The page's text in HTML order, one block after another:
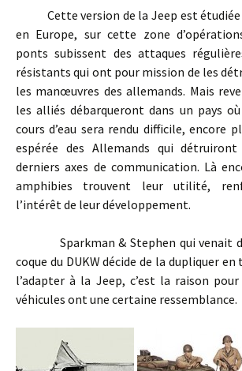
Cette version de la Jeep est étudiée
en Europe, sur cette zone
ponts subissent des attaques
résistants qui ont pour mission de les
les manœuvres des allemands. Mais
les alliés débarqueront dans un pays
cours d’eau sera rendu difficile, encore
espérée des Allemands qui
derniers axes de communication. Là
amphibies trouvent leur utilité,
l’intérêt de leur développement.
Sparkman & Stephen qui venait
coque du DUKW décide de la dupliquer
l’adapter à la Jeep, c’est la raison
véhicules ont une certaine ressemblance.